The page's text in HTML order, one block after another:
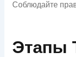
Соблюдайте
Этапы